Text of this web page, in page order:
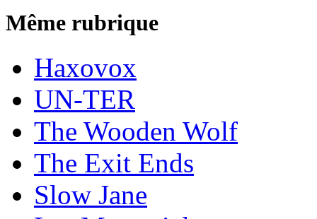
Même rubrique
Haxovox
UN-TER
The Wooden Wolf
The Exit Ends
Slow Jane